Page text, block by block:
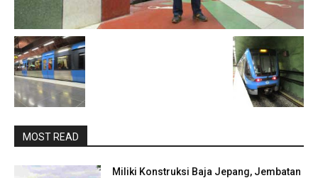
MOST READ
Miliki Konstruksi Baja Jepang, Jembatan